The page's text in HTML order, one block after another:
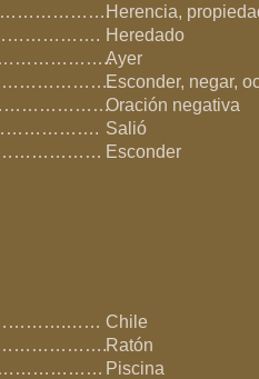
Herencia,
Heredado
Ayer
Esconder, negar,
Oración negativa
Salió
Esconder
Chile
Ratón
Piscina